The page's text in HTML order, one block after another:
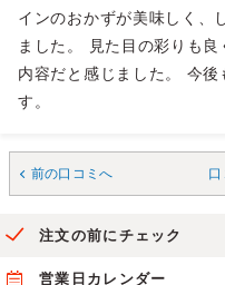
インのおかずが美味しく、
ました。 見た目の彩りも
内容だと感じました。 今
す。
前の口コミへ
注文の前にチェック
営業日カレンダー